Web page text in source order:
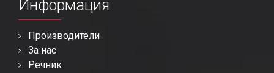
Информация
Производители
За нас
Речник